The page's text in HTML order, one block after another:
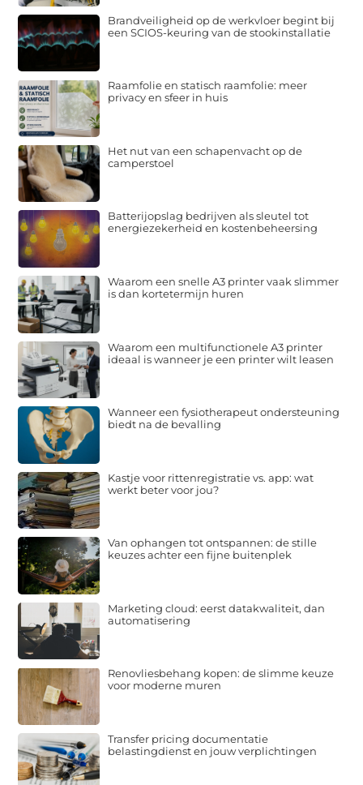
Brandveiligheid op de werkvloer begint bij
een SCIOS-keuring van de stookinstallatie
Raamfolie en statisch raamfolie: meer
privacy en sfeer in huis
Het nut van een schapenvacht op de
camperstoel
Batterijopslag bedrijven als sleutel tot
energiezekerheid en kostenbeheersing
Waarom een snelle A3 printer vaak slimmer
is dan kortetermijn huren
Waarom een multifunctionele A3 printer
ideaal is wanneer je een printer wilt leasen
Wanneer een fysiotherapeut ondersteuning
biedt na de bevalling
Kastje voor rittenregistratie vs. app: wat
werkt beter voor jou?
Van ophangen tot ontspannen: de stille
keuzes achter een fijne buitenplek
Marketing cloud: eerst datakwaliteit, dan
automatisering
Renovliesbehang kopen: de slimme keuze
voor moderne muren
Transfer pricing documentatie
belastingdienst en jouw verplichtingen